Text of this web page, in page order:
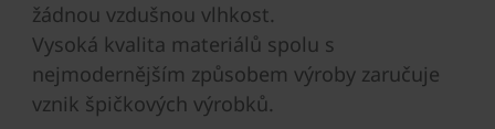
žádnou vzdušnou vlhkost.
Vysoká kvalita materiálů spolu s
nejmodernějším způsobem výroby zaručuje
vznik špičkových výrobků.